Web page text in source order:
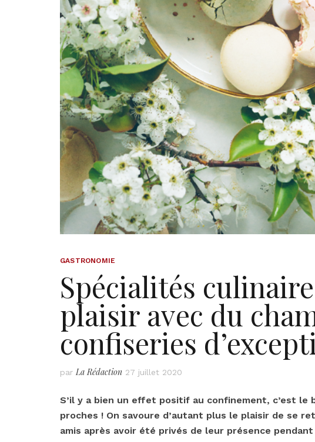
GASTRONOMIE
Spécialités
plaisir avec du
confiseries
parLa Rédaction 27 juillet 2020
S’il y a bien un effet positif au confinement, c’est
proches ! On savoure d’autant plus le plaisir de se
amis après avoir été privés de leur présence